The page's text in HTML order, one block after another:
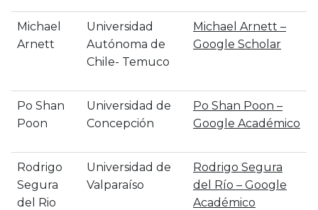
Michael
Arnett
Universidad
Autónoma de
Chile- Temuco
‪Michael Arnett –
‪Google Scholar
Po Shan
Poon
Universidad de
Concepción
‪Po Shan Poon –
‪Google Académico
Rodrigo
Segura
del Rio
Universidad de
Valparaíso
‪Rodrigo Segura
del Río – ‪Google
Académico